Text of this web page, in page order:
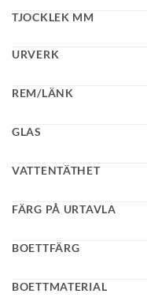
TJOCKLEK MM
URVERK
REM/LÄNK
GLAS
VATTENTÄTHET
FÄRG PÅ URTAVLA
BOETTFÄRG
BOETTMATERIAL
Namn